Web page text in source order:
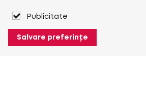
Publicitate
Salvare preferințe